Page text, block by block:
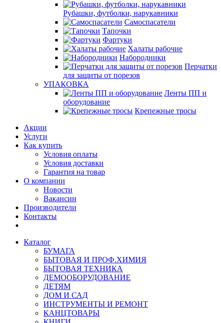
Рубашки, футболки, нарукавники
Самоспасатели
Тапочки
Фартуки
Халаты рабочие
Набородники
Перчатки
для защиты от порезов
УПАКОВКА
Ленты ПП и
оборудование
Крепежные тросы
Акции
Услуги
Как купить
Условия оплаты
Условия доставки
Гарантия на товар
О компании
Новости
Вакансии
Производители
Контакты
Каталог
БУМАГА
БЫТОВАЯ И ПРОФ.ХИМИЯ
БЫТОВАЯ ТЕХНИКА
ДЕМООБОРУДОВАНИЕ
ДЕТЯМ
ДОМ И САД
ИНСТРУМЕНТЫ И РЕМОНТ
КАНЦТОВАРЫ